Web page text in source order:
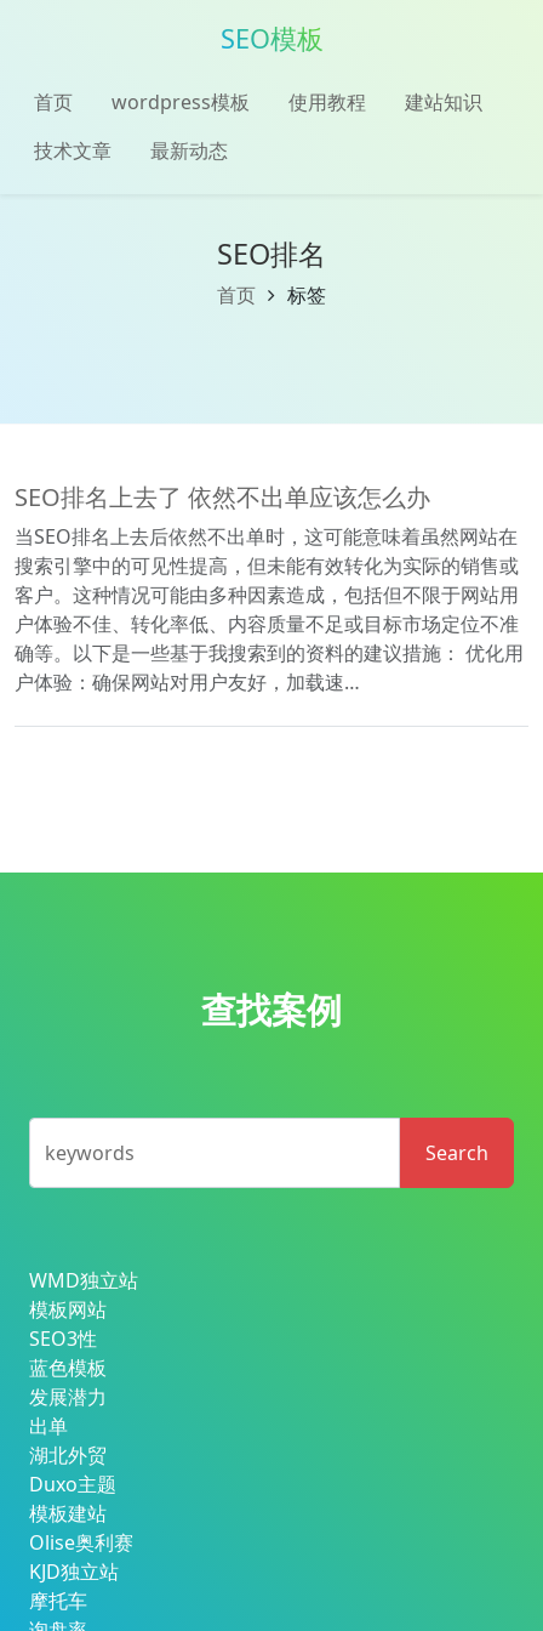
SEO模板
首页 wordpress模板 使用教程
建站知识
技术文章
最新动态
SEO排名
首页 标签
SEO排名上去了 依然不出单应该怎么办
当SEO排名上去后依然不出单时，这可能意味着虽然网站在
搜索引擎中的可见性提高，但未能有效转化为实际的销售或
客户。这种情况可能由多种因素造成，包括但不限于网站用
户体验不佳、转化率低、内容质量不足或目标市场定位不准
确等。以下是一些基于我搜索到的资料的建议措施： 优化用
户体验：确保网站对用户友好，加载速…
查找案例
keywords Search
WMD独立站
模板网站
SEO3性
蓝色模板
发展潜力
出单
湖北外贸
Duxo主题
模板建站
Olise奥利赛
KJD独立站
摩托车